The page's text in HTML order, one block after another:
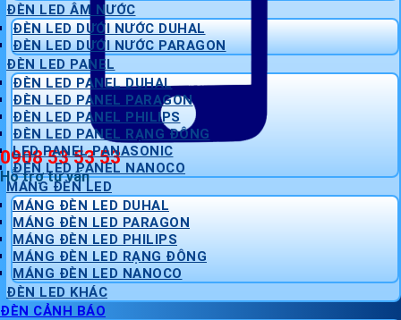
0908 53 53 53
Hỗ trợ tư vấn
ĐÈN LED ÂM NƯỚC
ĐÈN LED DƯỚI NƯỚC DUHAL
ĐÈN LED DƯỚI NƯỚC PARAGON
ĐÈN LED PANEL
ĐÈN LED PANEL DUHAL
ĐÈN LED PANEL PARAGON
ĐÈN LED PANEL PHILIPS
ĐÈN LED PANEL RẠNG ĐÔNG
LED PANEL PANASONIC
ĐÈN LED PANEL NANOCO
MÁNG ĐÈN LED
MÁNG ĐÈN LED DUHAL
MÁNG ĐÈN LED PARAGON
MÁNG ĐÈN LED PHILIPS
MÁNG ĐÈN LED RẠNG ĐÔNG
MÁNG ĐÈN LED NANOCO
ĐÈN LED KHÁC
ĐÈN CẢNH BÁO